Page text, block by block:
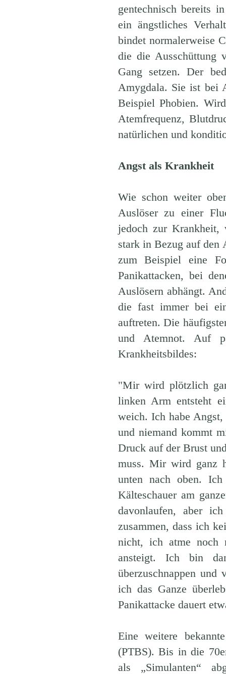
gentechnisch bereits
ein ängstliches
bindet normalerweise
die die Ausschüttung
Gang setzen. Der
Amygdala. Sie ist bei
Beispiel Phobien.
Atemfrequenz,
natürlichen und
Angst als Krankheit
Wie schon weiter
Auslöser zu einer
jedoch zur Krankheit,
stark in Bezug auf den
zum Beispiel eine
Panikattacken, bei
Auslösern abhängt.
die fast immer bei
auftreten. Die
und Atemnot. Auf
Krankheitsbildes:
"Mir wird plötzlich
linken Arm entsteht
weich. Ich habe
und niemand kommt
Druck auf der Brust
muss. Mir wird ganz
unten nach oben.
Kälteschauer am
davonlaufen, aber
zusammen, dass ich
nicht, ich atme noch
ansteigt. Ich bin
überzuschnappen
ich das Ganze
Panikattacke dauert
Eine weitere
(PTBS). Bis in die
als „Simulanten“